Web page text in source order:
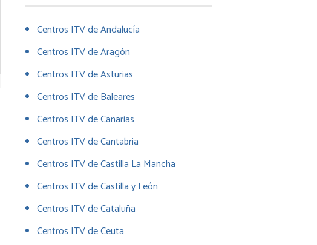
Centros ITV de Andalucía
Centros ITV de Aragón
Centros ITV de Asturias
Centros ITV de Baleares
Centros ITV de Canarias
Centros ITV de Cantabria
Centros ITV de Castilla La Mancha
Centros ITV de Castilla y León
Centros ITV de Cataluña
Centros ITV de Ceuta